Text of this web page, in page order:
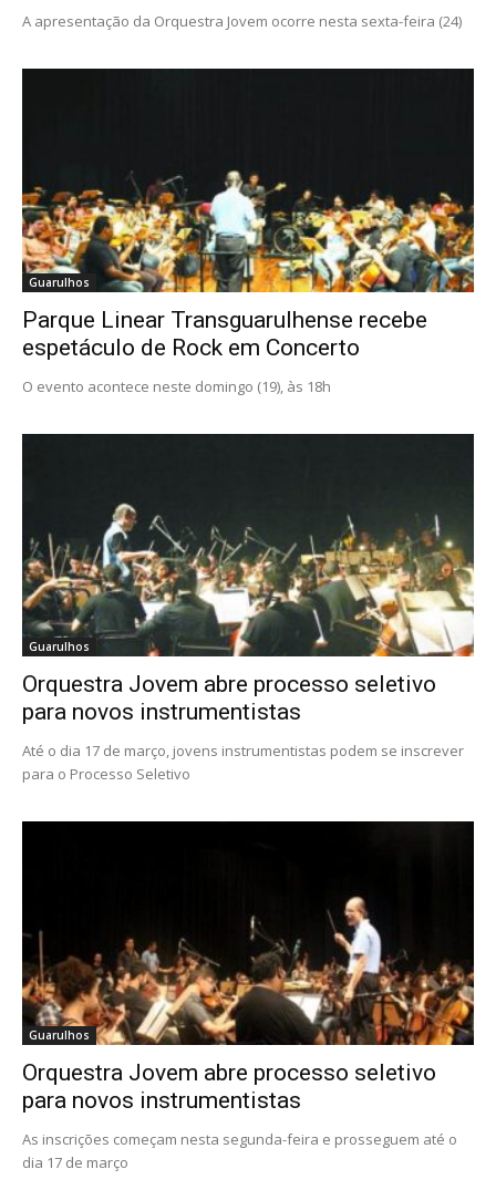
A apresentação da Orquestra Jovem ocorre nesta sexta-feira (24)
Guarulhos
Parque Linear Transguarulhense recebe
espetáculo de Rock em Concerto
O evento acontece neste domingo (19), às 18h
Guarulhos
Orquestra Jovem abre processo seletivo
para novos instrumentistas
Até o dia 17 de março, jovens instrumentistas podem se inscrever
para o Processo Seletivo
Guarulhos
Orquestra Jovem abre processo seletivo
para novos instrumentistas
As inscrições começam nesta segunda-feira e prosseguem até o
dia 17 de março